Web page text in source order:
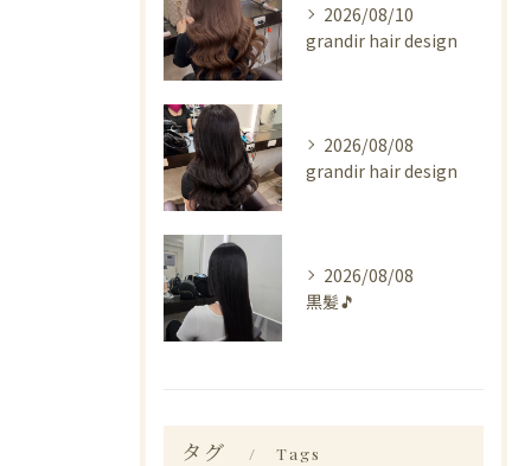
2026/08/10
grandir hair design
2026/08/08
grandir hair design
2026/08/08
黒髪🎵
タグ Tags